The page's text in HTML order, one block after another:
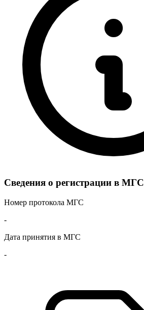
Сведения о регистрации в МГС
Номер протокола МГС
-
Дата принятия в МГС
-